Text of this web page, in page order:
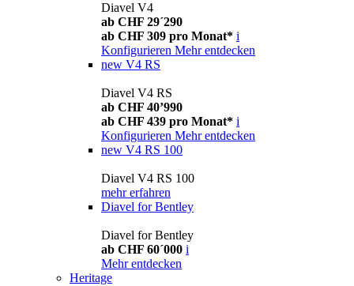
Diavel V4
ab CHF 29´290
ab CHF 309 pro Monat* i
Konfigurieren Mehr entdecken
new V4 RS
Diavel V4 RS
ab CHF 40’990
ab CHF 439 pro Monat* i
Konfigurieren Mehr entdecken
new V4 RS 100
Diavel V4 RS 100
mehr erfahren
Diavel for Bentley
Diavel for Bentley
ab CHF 60´000 i
Mehr entdecken
Heritage